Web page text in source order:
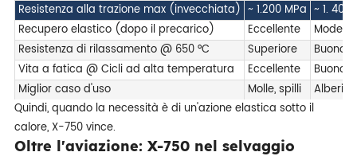
Resistenza alla trazione max (invecchiata) ~ 1.200 MPa ~ 1.
Recupero elastico (dopo il precarico)
Eccellente
Resistenza di rilassamento @ 650 °C
Superiore
Buono
Vita a fatica @ Cicli ad alta temperatura
Eccellente
Buono
Miglior caso d'uso
Molle, spilli
Alberi,
Quindi, quando la necessità è di un'azione elastica sotto il
calore, X-750 vince.
Oltre l'aviazione: X-750 nel selvaggio